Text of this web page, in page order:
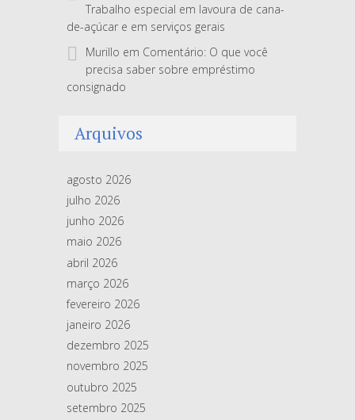
Trabalho especial em lavoura de cana-
de-açúcar e em serviços gerais
Murillo em Comentário: O que você
precisa saber sobre empréstimo
consignado
Arquivos
agosto 2026
julho 2026
junho 2026
maio 2026
abril 2026
março 2026
fevereiro 2026
janeiro 2026
dezembro 2025
novembro 2025
outubro 2025
setembro 2025